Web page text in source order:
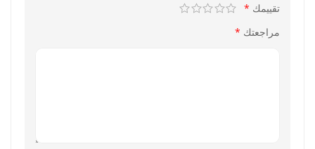
تقييمك *
مراجعتك *